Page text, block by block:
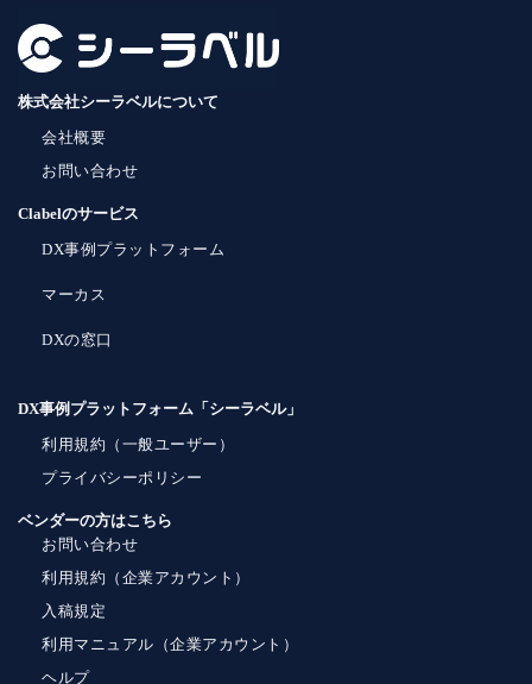
株式会社シーラベルについて
会社概要
お問い合わせ
Clabelのサービス
DX事例プラットフォーム
マーカス
DXの窓口
DX事例プラットフォーム「シーラベル」
利用規約（一般ユーザー）
プライバシーポリシー
ベンダーの方はこちら
お問い合わせ
利用規約（企業アカウント）
入稿規定
利用マニュアル（企業アカウント）
ヘルプ